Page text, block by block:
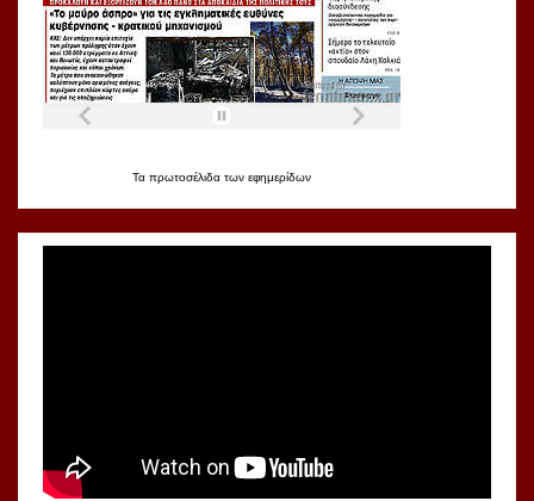
Τα πρωτοσέλιδα των εφημερίδων